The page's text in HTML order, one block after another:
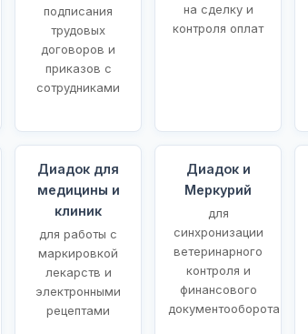
подписания
трудовых
договоров и
приказов с
сотрудниками
на сделку и
контроля оплат
Диадок для
медицины и
клиник
для работы с
маркировкой
лекарств и
электронными
рецептами
Диадок и
Меркурий
для
синхронизации
ветеринарного
контроля и
финансового
документооборота